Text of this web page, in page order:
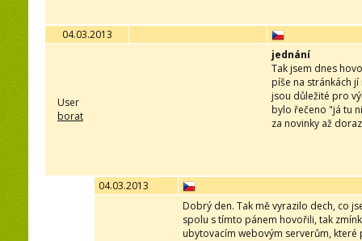
04.03.2013
User
borat
jednání
Tak jsem dnes
píše na stránkách
jsou důležité pro
bylo řečeno "já tu
za novinky až
04.03.2013
Dobrý den. Tak mě vyrazilo dech, co
spolu s tímto pánem hovořili, tak
ubytovacím webovým serverům,